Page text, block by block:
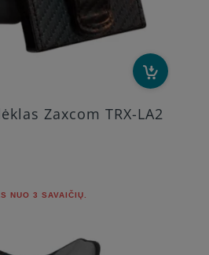
Zaxcom TRX-LA2
NUO 3 SAVAIČIŲ.